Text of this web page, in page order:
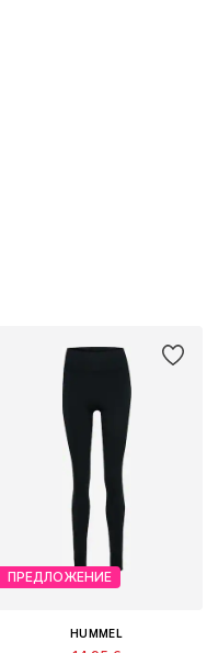
ПРЕДЛОЖЕНИЕ
HUMMEL